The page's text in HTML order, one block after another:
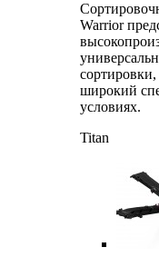
Warrior
сортировки,
широкий
условиях.
Titan